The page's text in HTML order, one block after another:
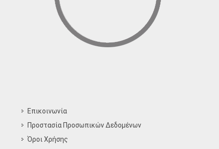
Επικοινωνία
Προστασία Προσωπικών Δεδομένων
Όροι Χρήσης